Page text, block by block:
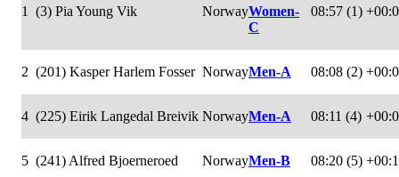
1 (3) Pia Young Vik NorwayWomen-
C
08:57 (1)
2 (201) Kasper Harlem Fosser NorwayMen-A 08:08 (2)
4 (225) Eirik Langedal Breivik NorwayMen-A 08:11 (4)
5 (241) Alfred Bjoerneroed NorwayMen-B 08:20 (5)